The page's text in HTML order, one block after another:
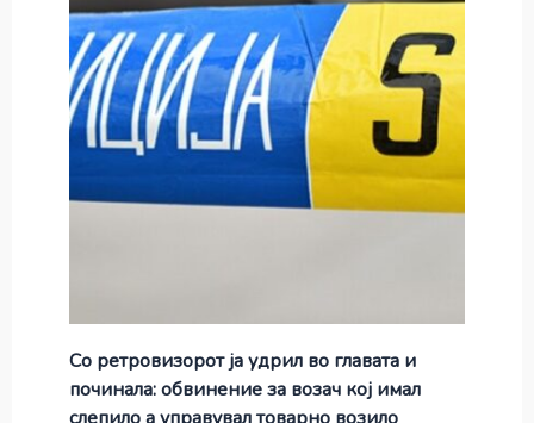
Со ретровизорот ја удрил во главата и
починала: обвинение за возач кој имал